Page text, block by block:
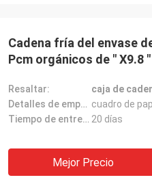
Cadena fría del envase
Pcm orgánicos de " X9.8 "
Resaltar: caja de
Detalles de empaquetado: cuadro de
Tiempo de entrega: 20 días
Mejor Precio